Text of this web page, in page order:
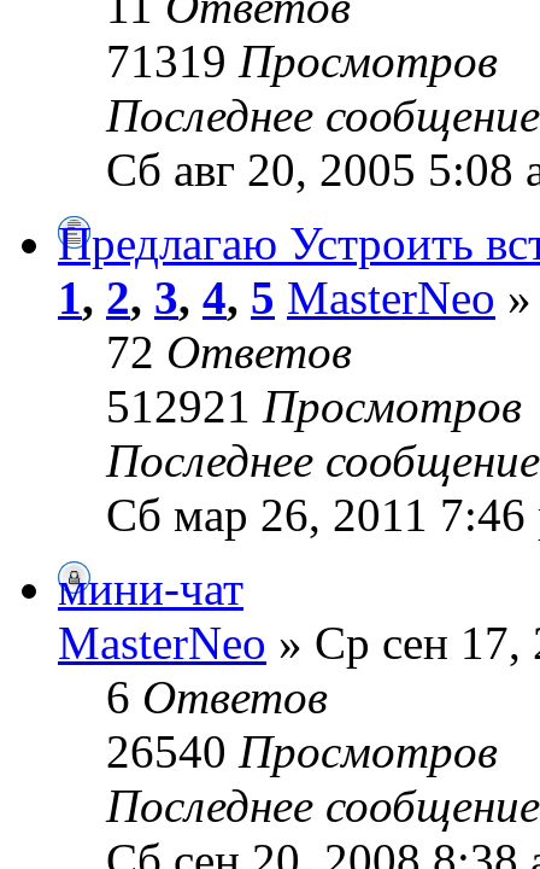
71319 Просмотров
Последнее
Сб авг 20, 2005 5:08
Предлагаю Устроить
1, 2, 3, 4, 5 MasterNeo
72 Ответов
512921 Просмотров
Последнее
Сб мар 26, 2011 7:46
мини-чат
MasterNeo » Ср сен 17,
6 Ответов
26540 Просмотров
Последнее